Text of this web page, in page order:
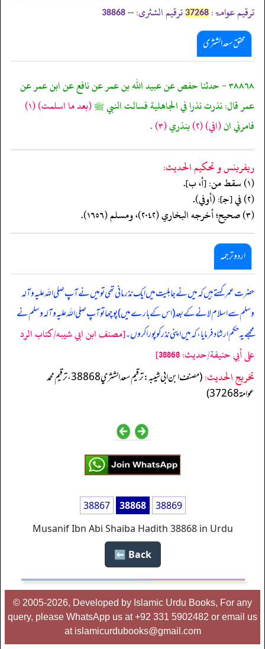
ترقیم عوامۃ: 37268 ترقیم الشثری: --
38868
محقق سعد الشثری
٣٨٨٦٨ - حدثنا حفص عن عبيد الله بن عمر عن نافع عن ابن عمر عن
عمر قال: نذرت نذرا في الجاهلية فسالت النبي ﷺ(بعد ما اسلمت)(١)
فامرني ان(افي)(٢) بنذري(٣) .
ريفرينس و تحكيم الحدیث:
(١) سقط من: [أ، ب].
(٢) في [جـ]: (أوفي).
(٣) صحيح؛ أخرجه البخاري (٢٠٤٢)، ومسلم (١٦٥٦).
اردو ترجمہ
حضرت عمر کہتے ہیں کہ میں نے جاہلیت میں ایک نذر مانی تھی تو میں نے آپ صلی اللہ علیہ وآلہ
وسلم سے اسلام لانے کے بعد (اس کے بارے میں) پوچھا تو آپ صلی اللہ علیہ وآلہ وسلم نے
مجھے یہ حکم ارشاد فرمایا، کہ میں اپنی نذر کو پورا کروں۔[مصنف ابن ابي شيبه/كتاب الرد
على أبي حنيفة/حدیث: 38868]
تخریج الحدیث:
(مصنف ابن ابي شيبه: ترقيم سعد الشثري 38868، ترقيم محمد
عوامة 37268)
38867 38868
38869
Musanif Ibn Abi Shaiba Hadith 38868 in Urdu
Back ⬅️
© 2005-2026, Developed by Islamic Urdu Books, For any
query, please WhatsApp us at +92 331 5902482 or email us
at islamicurdubooks@gmail.com